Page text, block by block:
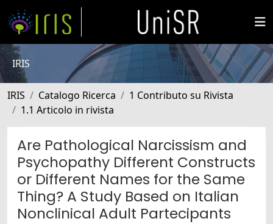
IRIS
IRIS Catalogo Ricerca
1 Contributo su Rivista
1.1 Articolo in rivista
Are Pathological Narcissism and
Psychopathy Different Constructs
or Different Names for the Same
Thing? A Study Based on Italian
Nonclinical Adult Partecipants